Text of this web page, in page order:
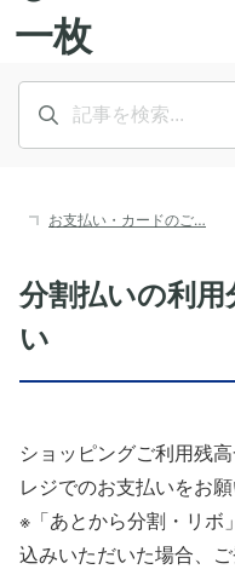
お支払い・カードのご…
分割払いの利
い
ショッピングご利用残
レジでのお支払いをお願
※「あとから分割・リボ
込みいただいた場合、